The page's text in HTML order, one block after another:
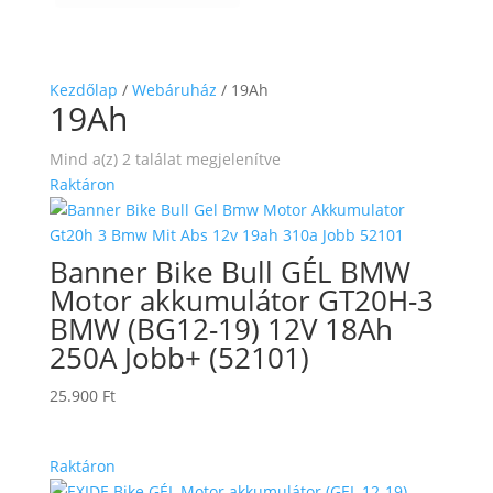
Kezdőlap / Webáruház / 19Ah
19Ah
Mind a(z) 2 találat megjelenítve
Raktáron
Banner Bike Bull GÉL BMW
Motor akkumulátor GT20H-3
BMW (BG12-19) 12V 18Ah
250A Jobb+ (52101)
25.900 Ft
Raktáron